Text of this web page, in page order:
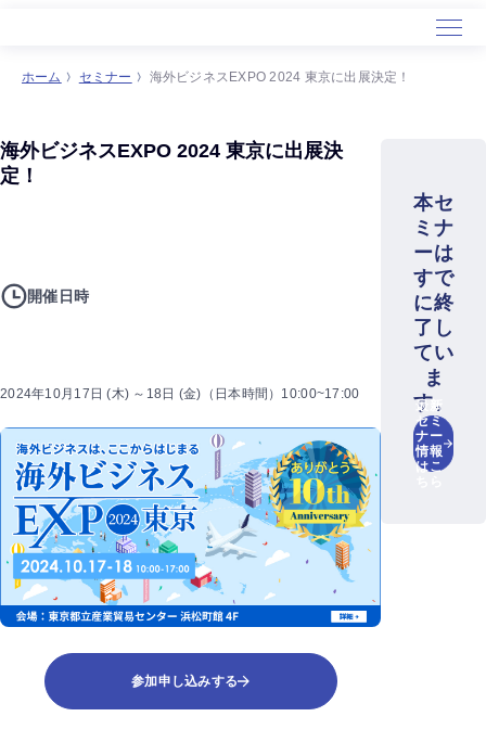
ホーム セミナー 海外ビジネスEXPO 2024 東京に出展決定！
海外ビジネスEXPO 2024 東京に出展決
定！
開催日時
2024年10月17日 (木) ～18日 (金)（日本時間）10:00~17:00
参加申し込みする
本セ
ミナ
ーは
すで
に終
了し
てい
ま
す。
最新
セミ
ナー
情報
はこ